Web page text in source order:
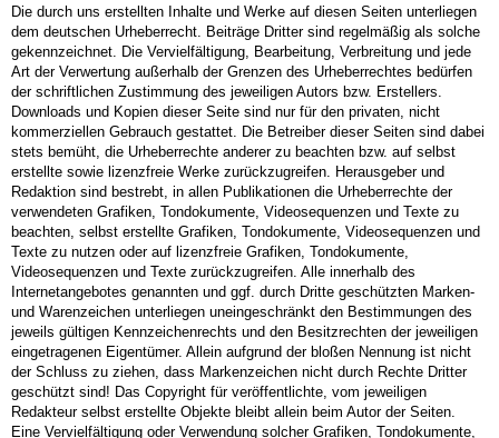
Die durch uns erstellten Inhalte und Werke auf diesen Seiten unterliegen
dem deutschen Urheberrecht. Beiträge Dritter sind regelmäßig als solche
gekennzeichnet. Die Vervielfältigung, Bearbeitung, Verbreitung und jede
Art der Verwertung außerhalb der Grenzen des Urheberrechtes bedürfen
der schriftlichen Zustimmung des jeweiligen Autors bzw. Erstellers.
Downloads und Kopien dieser Seite sind nur für den privaten, nicht
kommerziellen Gebrauch gestattet. Die Betreiber dieser Seiten sind dabei
stets bemüht, die Urheberrechte anderer zu beachten bzw. auf selbst
erstellte sowie lizenzfreie Werke zurückzugreifen. Herausgeber und
Redaktion sind bestrebt, in allen Publikationen die Urheberrechte der
verwendeten Grafiken, Tondokumente, Videosequenzen und Texte zu
beachten, selbst erstellte Grafiken, Tondokumente, Videosequenzen und
Texte zu nutzen oder auf lizenzfreie Grafiken, Tondokumente,
Videosequenzen und Texte zurückzugreifen. Alle innerhalb des
Internetangebotes genannten und ggf. durch Dritte geschützten Marken-
und Warenzeichen unterliegen uneingeschränkt den Bestimmungen des
jeweils gültigen Kennzeichenrechts und den Besitzrechten der jeweiligen
eingetragenen Eigentümer. Allein aufgrund der bloßen Nennung ist nicht
der Schluss zu ziehen, dass Markenzeichen nicht durch Rechte Dritter
geschützt sind! Das Copyright für veröffentlichte, vom jeweiligen
Redakteur selbst erstellte Objekte bleibt allein beim Autor der Seiten.
Eine Vervielfältigung oder Verwendung solcher Grafiken, Tondokumente,